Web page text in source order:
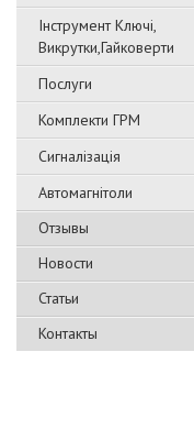
Інструмент Ключі,
Викрутки,Гайковерти
Послуги
Комплекти ГРМ
Сигналізація
Автомагнітоли
Отзывы
Новости
Статьи
Контакты